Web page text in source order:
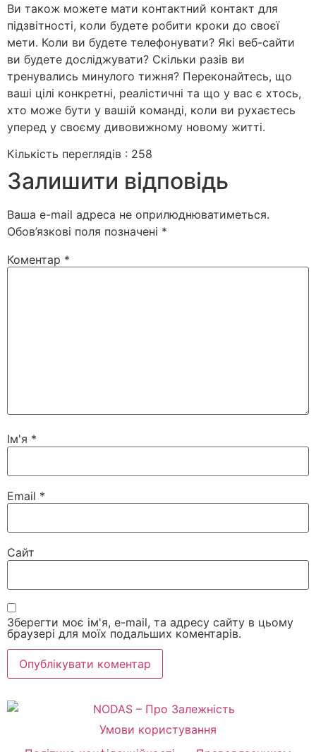
Ви також можете мати контактний контакт для
підзвітності, коли будете робити кроки до своєї
мети. Коли ви будете телефонувати? Які веб-сайти
ви будете досліджувати? Скільки разів ви
тренувались минулого тижня? Переконайтесь, що
ваші цілі конкретні, реалістичні та що у вас є хтось,
хто може бути у вашій команді, коли ви рухаєтесь
уперед у своєму дивовижному новому житті.
Кількість переглядів : 258
Залишити відповідь
Ваша e-mail адреса не оприлюднюватиметься.
Обов’язкові поля позначені *
Коментар *
Ім'я *
Email *
Сайт
Зберегти моє ім'я, e-mail, та адресу сайту в цьому
браузері для моїх подальших коментарів.
Умови користування